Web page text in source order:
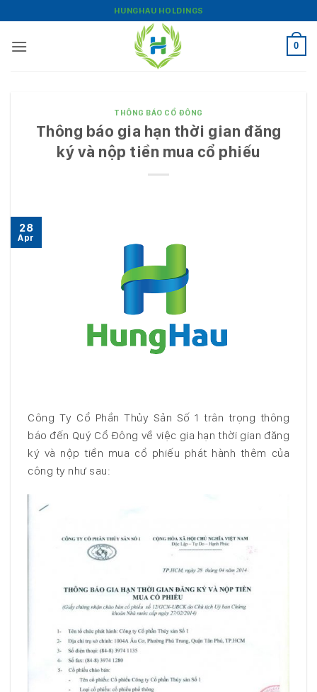
qua
nội
HUNGHAU HOLDINGS
0
THÔNG BÁO CỔ ĐÔNG
Thông báo gia hạn thời gian đăng
ký và nộp tiền mua cổ phiếu
28
Apr
Công Ty Cổ Phần Thủy Sản Số 1 trân trọng thông
báo đến Quý Cổ Đông về việc gia hạn thời gian đăng
ký và nộp tiền mua cổ phiếu phát hành thêm của
công ty như sau: